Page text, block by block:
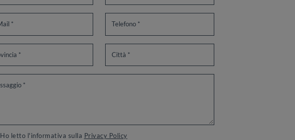
Ho letto l'informativa sulla Privacy Policy